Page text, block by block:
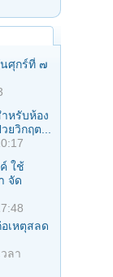
ศุกร์ที่ ๗
หรับห้อง
วิกฤต...
ใช้
จัด
เหตุสลด
ลา